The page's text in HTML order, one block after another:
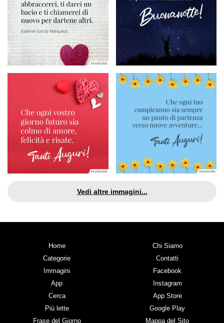
Vedi altre immagini...
Home
Categorie
Immagini
App
Cerca
Più lette
Frase del Giorno
Chi Siamo
Contatti
Facebook
Instagram
App Store
Google Play
Mappa del Sito